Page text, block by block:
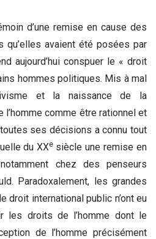
d’une remise en cause des
qu’elles avaient été posées par
aujourd’hui conspuer le « droit
hommes politiques. Mis à mal
et la naissance de la
l’homme comme être rationnel et
ses décisions a connu tout
du XXe siècle une remise en
chez des penseurs
Paradoxalement, les grandes
international public n’ont eu
les droits de l’homme dont le
de l’homme précisément